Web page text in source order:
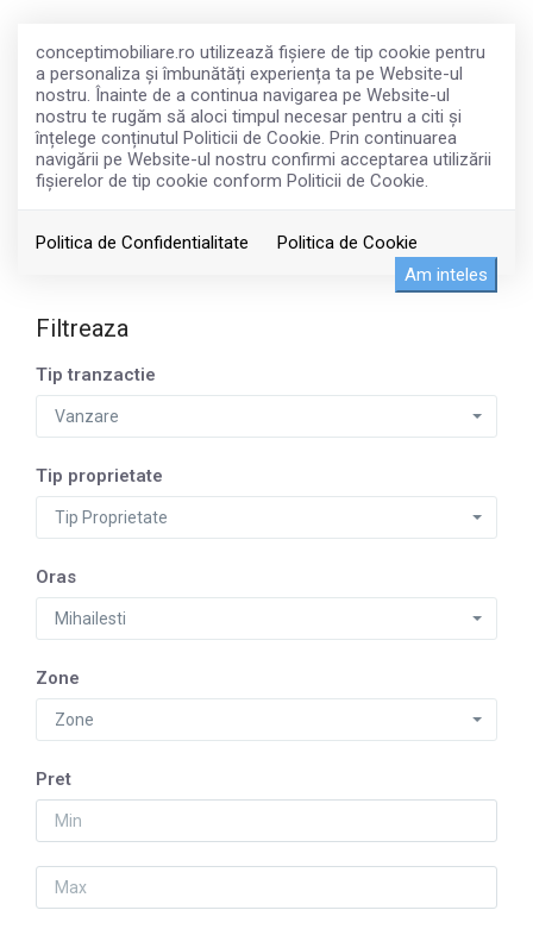
conceptimobiliare.ro utilizează fişiere de tip cookie pentru
a personaliza și îmbunătăți experiența ta pe Website-ul
nostru. Înainte de a continua navigarea pe Website-ul
nostru te rugăm să aloci timpul necesar pentru a citi și
înțelege conținutul Politicii de Cookie. Prin continuarea
navigării pe Website-ul nostru confirmi acceptarea utilizării
fişierelor de tip cookie conform Politicii de Cookie.
Politica de Confidentialitate
Politica de Cookie
Am inteles
Filtreaza
Tip tranzactie
Vanzare
Tip proprietate
Tip Proprietate
Oras
Mihailesti
Zone
Zone
Pret